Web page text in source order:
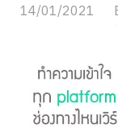
14/01/2021